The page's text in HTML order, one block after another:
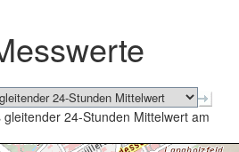
schließen
gleitender 24-Stunden Mittelwert am